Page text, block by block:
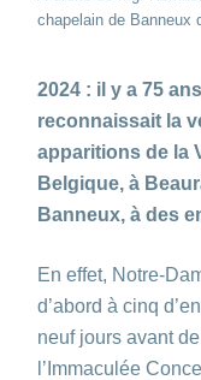
chapelain de Banneux
2024 : il y a 75
reconnaissait la
apparitions de la
Belgique, à
Banneux, à des
En effet, Notre-
d’abord à cinq
neuf jours avant
l’Immaculée